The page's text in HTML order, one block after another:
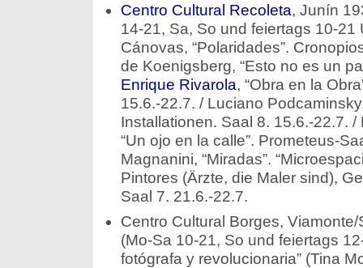
Centro Cultural Recoleta, Juní­n
14-21, Sa, So und feiertags 10-21
Cánovas, “Polaridades”.
de Koenigsberg, “Esto no es un
Enrique Rivarola, “Obra en la
15.6.-22.7. / Luciano
Installationen. Saal 8. 15.6.-22.7.
“Un ojo en la calle”. Prometeus-
Magnanini, “Miradas”.
Pintores (Ärzte, die Maler sind),
Saal 7. 21.6.-22.7.
Centro Cultural Borges,
(Mo-Sa 10-21, So und feiertags
fotógrafa y revolucionaria” (Tina